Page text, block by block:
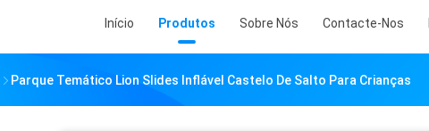
Início Produtos Sobre Nós Contacte-Nos
Parque Temático Lion Slides Inflável Castelo De Salto Para Crianças